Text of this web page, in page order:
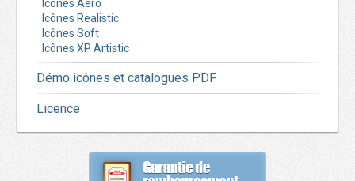
Icônes Aero
Icônes Realistic
Icônes Soft
Icônes XP Artistic
Démo icônes et catalogues PDF
Licence